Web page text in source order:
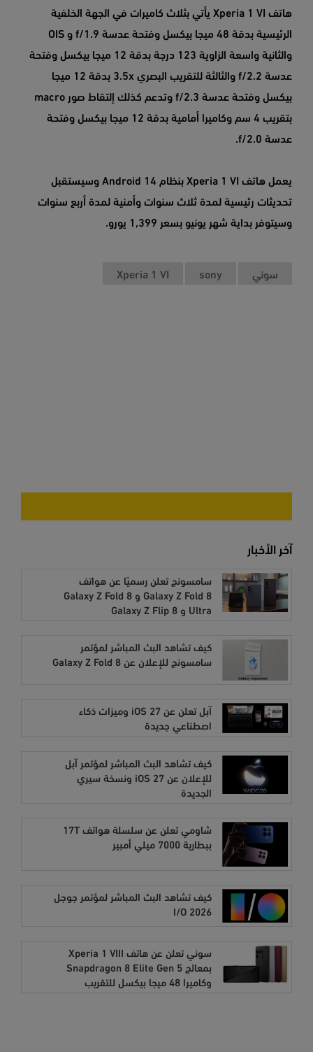
هاتف Xperia 1 VI يأتي بثلاث كاميرات في الجهة الخلفية
الرئيسية بدقة 48 ميجا بيكسل وفتحة عدسة f/1.9 و OIS
والثانية واسعة الزاوية 123 درجة بدقة 12 ميجا بيكسل وفتحة
عدسة f/2.2 والثالثة للتقريب البصري 3.5x بدقة 12 ميجا
بيكسل وفتحة عدسة f/2.3 وتدعم كذلك إلتقاط صور macro
بتقريب 4 سم وكاميرا أمامية بدقة 12 ميجا بيكسل وفتحة
عدسة f/2.0.
يعمل هاتف Xperia 1 VI بنظام Android 14 وسيستقبل
تحديثات رئيسية لمدة ثلاث سنوات وأمنية لمدة أربع سنوات
وسيتوفر بداية شهر يونيو بسعر 1,399 يورو.
سوني sony
Xperia 1 VI
آخر الأخبار
سامسونج تعلن رسميًا عن هواتف
Galaxy Z Fold 8 و Galaxy Z Fold 8
Ultra و Galaxy Z Flip 8
كيف تشاهد البث المباشر لمؤتمر
سامسونج للإعلان عن Galaxy Z Fold 8
آبل تعلن عن iOS 27 وميزات ذكاء
اصطناعي جديدة
كيف تشاهد البث المباشر لمؤتمر آبل
للإعلان عن iOS 27 ونسخة سيري
الجديدة
شاومي تعلن عن سلسلة هواتف 17T
ببطارية 7000 ميلي أمبير
كيف تشاهد البث المباشر لمؤتمر جوجل
I/O 2026
سوني تعلن عن هاتف Xperia 1 VIII
بمعالج Snapdragon 8 Elite Gen 5
وكاميرا 48 ميجا بيكسل للتقريب